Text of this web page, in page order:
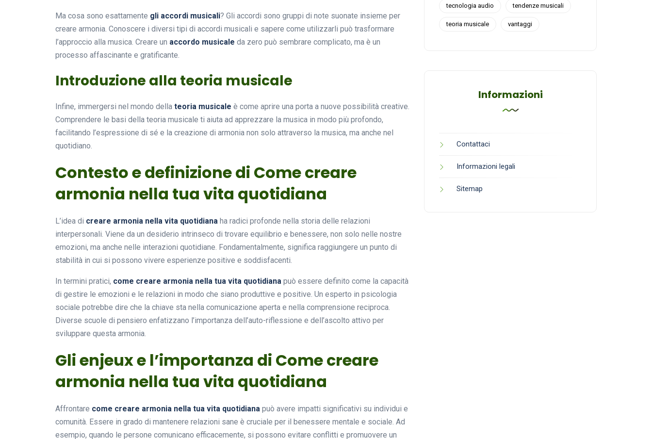
Ma cosa sono esattamente gli accordi musicali? Gli accordi sono gruppi di note suonate insieme per
creare armonia. Conoscere i diversi tipi di accordi musicali e sapere come utilizzarli può trasformare
l’approccio alla musica. Creare un accordo musicale da zero può sembrare complicato, ma è un
processo affascinante e gratificante.
Introduzione alla teoria musicale
Infine, immergersi nel mondo della teoria musicale è come aprire una porta a nuove possibilità creative.
Comprendere le basi della teoria musicale ti aiuta ad apprezzare la musica in modo più profondo,
facilitando l’espressione di sé e la creazione di armonia non solo attraverso la musica, ma anche nel
quotidiano.
Contesto e definizione di Come creare
armonia nella tua vita quotidiana
L’idea di creare armonia nella vita quotidiana ha radici profonde nella storia delle relazioni
interpersonali. Viene da un desiderio intrinseco di trovare equilibrio e benessere, non solo nelle nostre
emozioni, ma anche nelle interazioni quotidiane. Fondamentalmente, significa raggiungere un punto di
stabilità in cui si possono vivere esperienze positive e soddisfacenti.
In termini pratici, come creare armonia nella tua vita quotidiana può essere definito come la capacità
di gestire le emozioni e le relazioni in modo che siano produttive e positive. Un esperto in psicologia
sociale potrebbe dire che la chiave sta nella comunicazione aperta e nella comprensione reciproca.
Diverse scuole di pensiero enfatizzano l’importanza dell’auto-riflessione e dell’ascolto attivo per
sviluppare questa armonia.
Gli enjeux e l’importanza di Come creare
armonia nella tua vita quotidiana
Affrontare come creare armonia nella tua vita quotidiana può avere impatti significativi su individui e
comunità. Essere in grado di mantenere relazioni sane è cruciale per il benessere mentale e sociale. Ad
esempio, quando le persone comunicano efficacemente, si possono evitare conflitti e promuovere un
tecnologia audio tendenze musicali
teoria musicale vantaggi
Informazioni
Contattaci
Informazioni legali
Sitemap